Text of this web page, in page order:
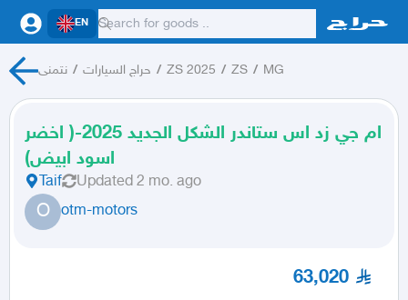
EN
نتمنى / حراج السيارات / ZS 2025 / ZS / MG
ام جي زد اس ستاندر الشكل الجديد 2025-( اخضر
اسود ابيض)
Taif Updated 2 mo. ago
O otm-motors
63,020